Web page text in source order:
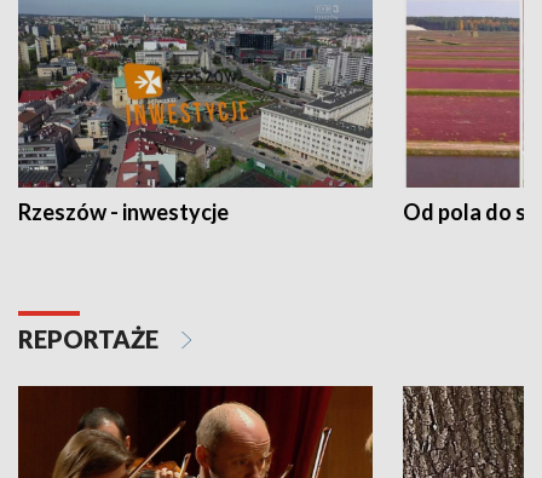
Rzeszów - inwestycje Od pola do
REPORTAŻE